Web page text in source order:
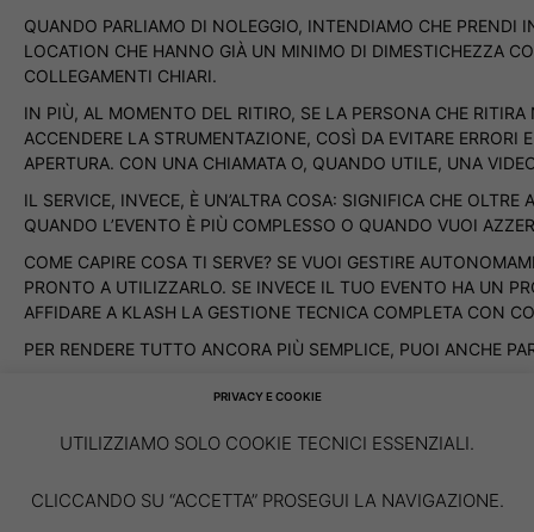
QUANDO PARLIAMO DI NOLEGGIO, INTENDIAMO CHE PRENDI
LOCATION CHE HANNO GIÀ UN MINIMO DI DIMESTICHEZZA
COLLEGAMENTI CHIARI.
IN PIÙ, AL MOMENTO DEL RITIRO, SE LA PERSONA CHE
ACCENDERE LA STRUMENTAZIONE, COSÌ DA EVITARE
APERTURA. CON UNA CHIAMATA O, QUANDO UTILE, UNA
IL SERVICE, INVECE, È UN’ALTRA COSA: SIGNIFICA CHE
QUANDO L’EVENTO È PIÙ COMPLESSO O QUANDO VUOI
COME CAPIRE COSA TI SERVE? SE VUOI GESTIRE
PRONTO A UTILIZZARLO. SE INVECE IL TUO EVENTO HA UN
AFFIDARE A KLASH LA GESTIONE TECNICA COMPLETA CON
PER RENDERE TUTTO ANCORA PIÙ SEMPLICE, PUOI ANCHE
CERCHI UN SERVIZIO CHIAVI IN MANO? CLICCA SUL LINK
PRIVACY E COOKIE
UTILIZZIAMO SOLO COOKIE TECNICI ESSENZIALI.
CLICCANDO SU “ACCETTA” PROSEGUI LA NAVIGAZIONE.